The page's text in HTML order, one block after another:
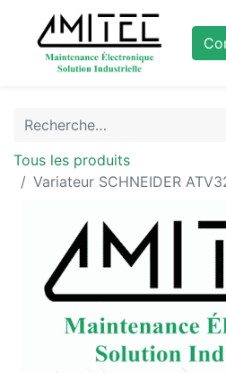
Tous les produits
Variateur SCHNEIDER